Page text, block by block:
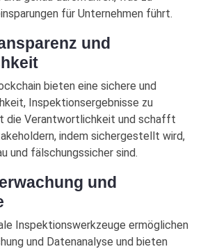
für Unternehmen führt.
und
bieten eine sichere und
Inspektionsergebnisse zu
die Verantwortlichkeit und schafft
indem sichergestellt wird,
und fälschungssicher sind.
und
Inspektionswerkzeuge ermöglichen
und Datenanalyse und bieten